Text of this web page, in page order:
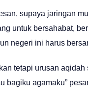
supaya jaringan
untuk bersahabat,
negeri ini harus
tetapi urusan
bagiku agamaku”